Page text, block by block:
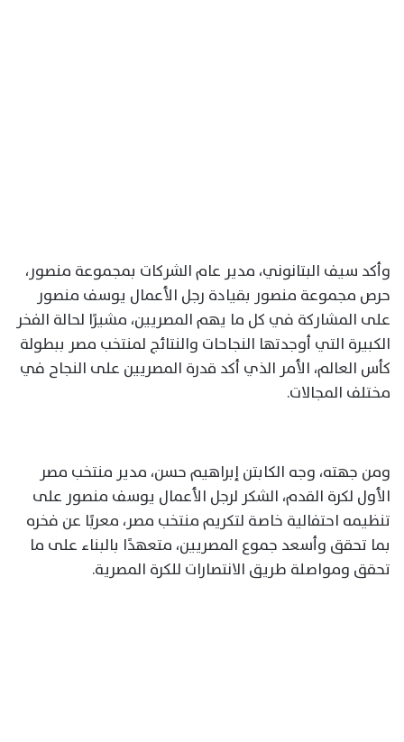
وأكد سيف البتانوني، مدير عام الشركات بمجموعة منصور،
حرص مجموعة منصور بقيادة رجل الأعمال يوسف منصور
على المشاركة في كل ما يهم المصريين، مشيرًا لحالة الفخر
الكبيرة التي أوجدتها النجاحات والنتائج لمنتخب مصر ببطولة
كأس العالم، الأمر الذي أكد قدرة المصريين على النجاح في
مختلف المجالات.
ومن جهته، وجه الكابتن إبراهيم حسن، مدير منتخب مصر
الأول لكرة القدم، الشكر لرجل الأعمال يوسف منصور على
تنظيمه احتفالية خاصة لتكريم منتخب مصر، معربًا عن فخره
بما تحقق وأسعد جموع المصريين، متعهدًا بالبناء على ما
تحقق ومواصلة طريق الانتصارات للكرة المصرية.